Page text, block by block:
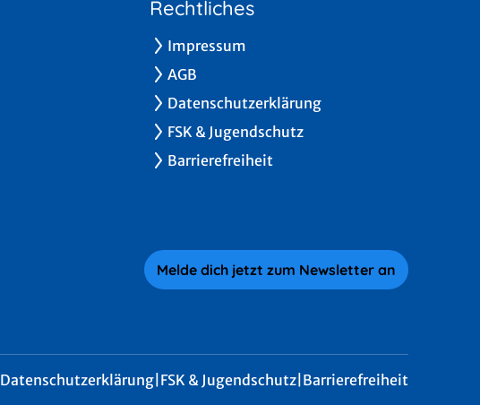
Rechtliches
Impressum
AGB
Datenschutzerklärung
FSK & Jugendschutz
Barrierefreiheit
Melde dich jetzt zum Newsletter an
Datenschutzerklärung FSK & Jugendschutz Barrierefreiheit